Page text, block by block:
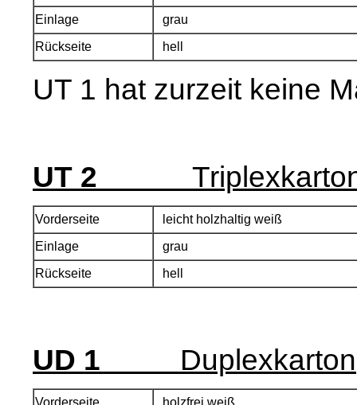
Einlage
grau
Rückseite
hell
UT 1 hat zurzeit keine
UT 2
Vorderseite
leicht holzhaltig weiß
Einlage
grau
Rückseite
hell
UD 1 Duplexkarton
Vorderseite holzfrei weiß